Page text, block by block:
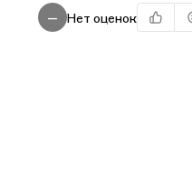
— Нет оценок